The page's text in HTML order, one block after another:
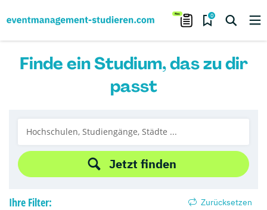
0
Finde ein Studium, das zu dir
passt
Jetzt finden
Ihre Filter: Zurücksetzen